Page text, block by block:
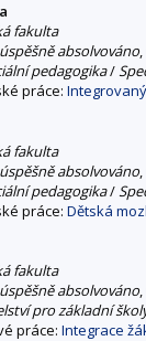
fakulta
úspěšně absolvováno
pedagogika/
práce:
fakulta
úspěšně absolvováno
pedagogika/
práce: Dětská
fakulta
úspěšně absolvováno
pro základní
práce: Integrace